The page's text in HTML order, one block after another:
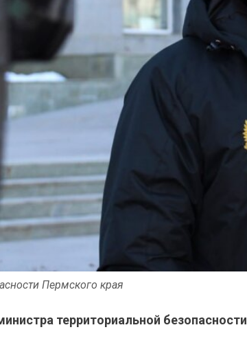
Пермского края
территориальной